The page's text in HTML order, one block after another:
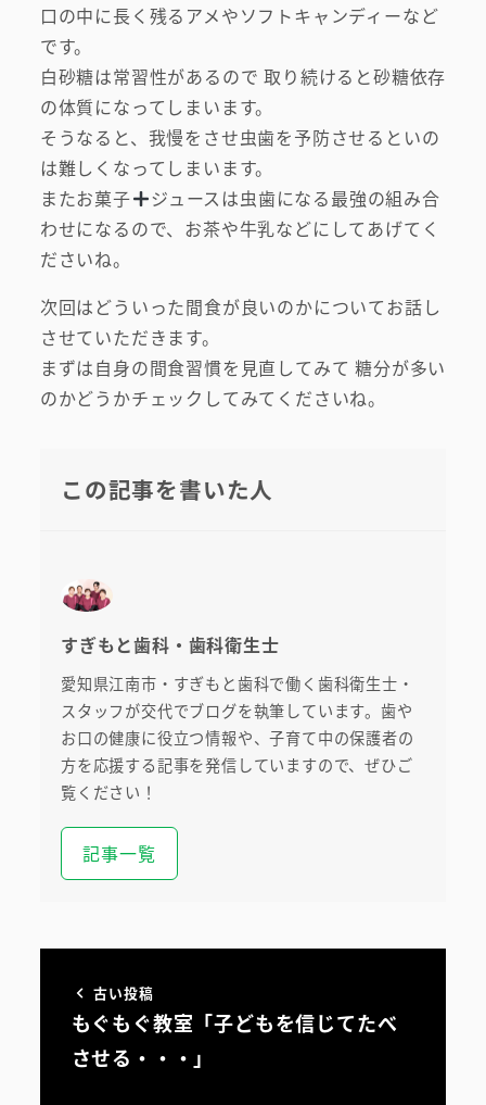
口の中に長く残るアメやソフトキャンディーなど
です。
白砂糖は常習性があるので 取り続けると砂糖依存
の体質になってしまいます。
そうなると、我慢をさせ虫歯を予防させるといの
は難しくなってしまいます。
またお菓子
ジュースは虫歯になる最強の組み合
わせになるので、お茶や牛乳などにしてあげてく
ださいね。
次回はどういった間食が良いのかについてお話し
させていただきます。
まずは自身の間食習慣を見直してみて 糖分が多い
のかどうかチェックしてみてくださいね。
この記事を書いた人
すぎもと歯科・歯科衛生士
愛知県江南市・すぎもと歯科で働く歯科衛生士・
スタッフが交代でブログを執筆しています。歯や
お口の健康に役立つ情報や、子育て中の保護者の
方を応援する記事を発信していますので、ぜひご
覧ください！
記事一覧
古い投稿
もぐもぐ教室「子どもを信じてたべ
させる・・・」